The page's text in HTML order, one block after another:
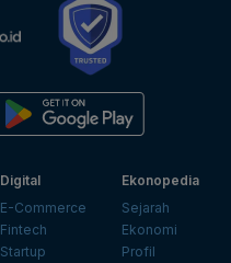
Digital
E-Commerce
Fintech
Startup
Ekonopedia
Sejarah
Ekonomi
Profil